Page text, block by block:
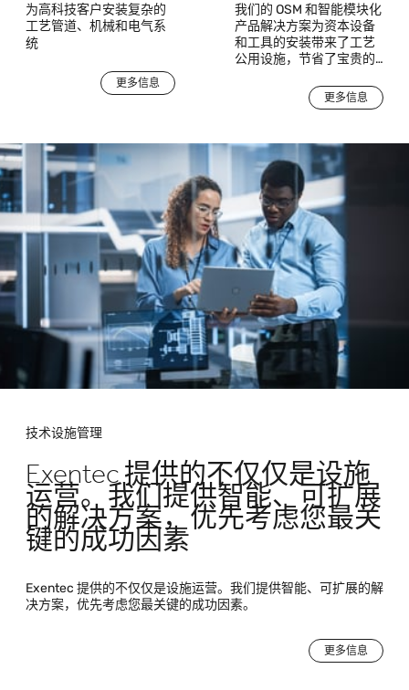
为高科技客户安装复杂的
工艺管道、机械和电气系
统
更多信息
我们的 OSM 和智能模块化
产品解决方案为资本设备
和工具的安装带来了工艺
公用设施，节省了宝贵的
质量、安全性和可维护
更多信息
技术设施管理
Exentec 提供的不仅仅是设施
运营。我们提供智能、可扩展
的解决方案，优先考虑您最关
键的成功因素
Exentec 提供的不仅仅是设施运营。我们提供智能、可扩展的解
决方案，优先考虑您最关键的成功因素。
更多信息